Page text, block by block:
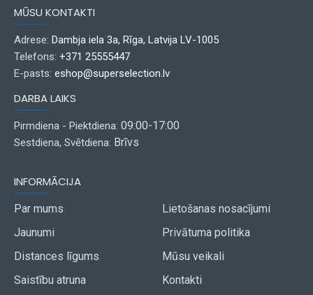
MŪSU KONTAKTI
Adrese: Dambja iela 3a, Rīga, Latvija LV-1005
Telefons: +371 25555447
E-pasts: eshop@superselection.lv
DARBA LAIKS
Pirmdiena - Piektdiena: 09:00-17:00
Sestdiena, Svētdiena: Brīvs
INFORMĀCIJA
Par mums
Jaunumi
Distances līgums
Saistību atruna
Lietošanas nosacījumi
Privātuma politika
Mūsu veikali
Kontakti